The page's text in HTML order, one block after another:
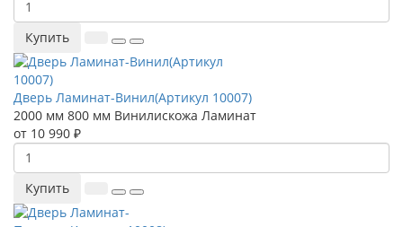
Купить
Дверь Ламинат-Винил(Артикул 10007)
2000 мм 800 мм Винилискожа Ламинат
от 10 990 ₽
Купить